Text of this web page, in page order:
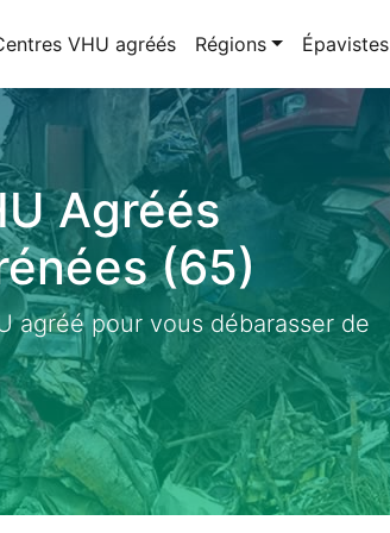
VHU agréés Régions Épavistes
Agréés
(65)
agréé pour vous débarasser de